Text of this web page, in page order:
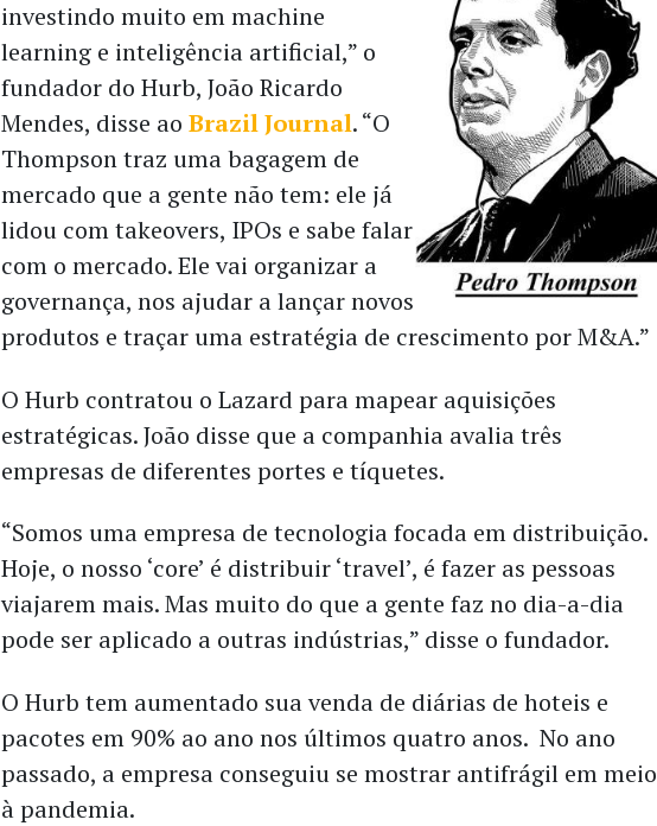
investindo muito em machine
learning e inteligência artificial,” o
fundador do Hurb, João Ricardo
Mendes, disse aoBrazil Journal. “O
Thompson traz uma bagagem de
mercado que a gente não tem: ele já
lidou com takeovers, IPOs e sabe falar
com o mercado. Ele vai organizar a
governança, nos ajudar a lançar novos
produtos e traçar uma estratégia de crescimento por M&A.”
O Hurb contratou o Lazard para mapear aquisições
estratégicas. João disse que a companhia avalia três
empresas de diferentes portes e tíquetes.
“Somos uma empresa de tecnologia focada em distribuição.
Hoje, o nosso ‘core’ é distribuir ‘travel’, é fazer as pessoas
viajarem mais. Mas muito do que a gente faz no dia-a-dia
pode ser aplicado a outras indústrias,” disse o fundador.
O Hurb tem aumentado sua venda de diárias de hoteis e
pacotes em 90% ao ano nos últimos quatro anos. No ano
passado, a empresa conseguiu se mostrar antifrágil em meio
à pandemia.